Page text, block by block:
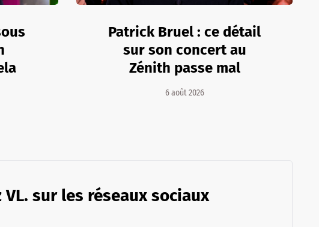
Patrick Bruel : ce détail
sur son concert au
Zénith passe mal
6 août 2026
VL. sur les réseaux sociaux